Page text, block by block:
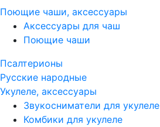
Поющие чаши, аксессуары
Аксессуары для чаш
Поющие чаши
Псалтерионы
Русские народные
Укулеле, аксессуары
Звукосниматели для укулеле
Комбики для укулеле